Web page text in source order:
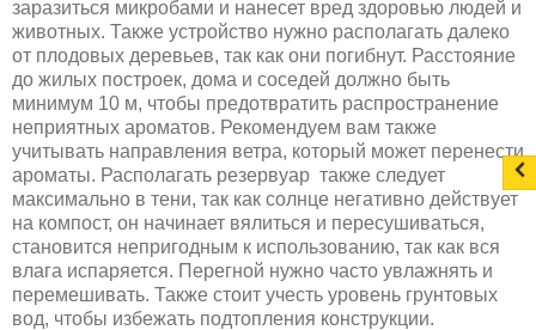
заразиться микробами и нанесет вред здоровью людей и
животных. Также устройство нужно располагать далеко
от плодовых деревьев, так как они погибнут. Расстояние
до жилых построек, дома и соседей должно быть
минимум 10 м, чтобы предотвратить распространение
неприятных ароматов. Рекомендуем вам также
учитывать направления ветра, который может перенести
ароматы. Располагать резервуар также следует
максимально в тени, так как солнце негативно действует
на компост, он начинает вялиться и пересушиваться,
становится непригодным к использованию, так как вся
влага испаряется. Перегной нужно часто увлажнять и
перемешивать. Также стоит учесть уровень грунтовых
вод, чтобы избежать подтопления конструкции.